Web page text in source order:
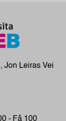
Jon Leiras Vei
- Få 100